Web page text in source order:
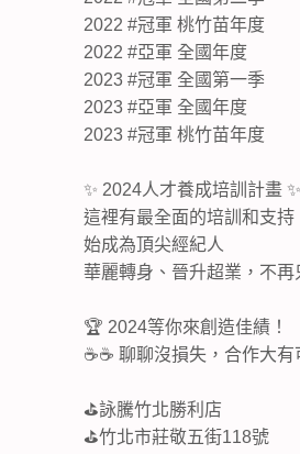
2022 #冠軍 桃竹苗年度
2022 #亞軍 全國年度
2023 #冠軍 全國第一季
2023 #亞軍 全國年度
2023 #冠軍 桃竹苗年度
✨ 2024人才養成培訓計畫 ✨
這裡有最全面的培訓和支持
始成為頂尖經紀人
華麗轉身、晉升超業，不再
🏆 2024等你來創造佳績！
☕☕ 聊聊沒損失，合作大有
⛳詠騰竹北勝利店
⛳竹北市莊敬五街118號